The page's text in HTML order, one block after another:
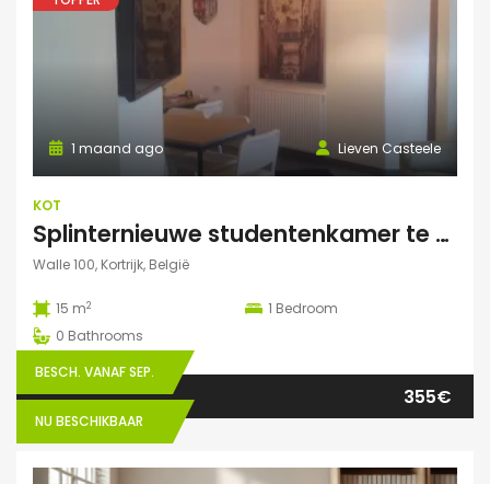
Lieven Casteele
1 maand ago
KOT
Splinternieuwe studentenkamer te huur in authentiek herenhuis
Walle 100, Kortrijk, België
15 m2 1 Bedroom
0 Bathrooms
BESCH. VANAF SEP.
NU BESCHIKBAAR
355€